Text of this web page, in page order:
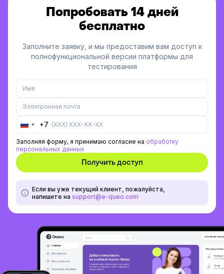
Попробовать 14 дней
бесплатно
Заполните заявку, и мы предоставим вам доступ к
полнофункциональной версии платформы для
тестирования
Russia
+7
Заполняя форму, я принимаю согласие на обработку
персональных данных
Если вы уже текущий клиент, пожалуйста,
напишите на support@e-queo.com